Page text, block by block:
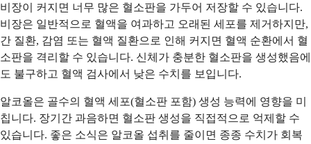
비장이 커지면 너무 많은 혈소판을 가두어 저장할 수 있습니다.
비장은 일반적으로 혈액을 여과하고 오래된 세포를 제거하지만,
간 질환, 감염 또는 혈액 질환으로 인해 커지면 혈액 순환에서 혈
소판을 격리할 수 있습니다. 신체가 충분한 혈소판을 생성했음에
도 불구하고 혈액 검사에서 낮은 수치를 보입니다.
알코올은 골수의 혈액 세포(혈소판 포함) 생성 능력에 영향을 미
칩니다. 장기간 과음하면 혈소판 생성을 직접적으로 억제할 수
있습니다. 좋은 소식은 알코올 섭취를 줄이면 종종 수치가 회복